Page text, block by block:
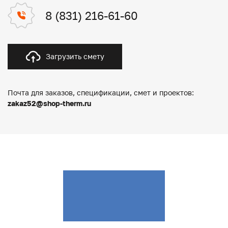
8 (831) 216-61-60
Загрузить смету
Почта для заказов, спецификации, смет и проектов:
zakaz52@shop-therm.ru